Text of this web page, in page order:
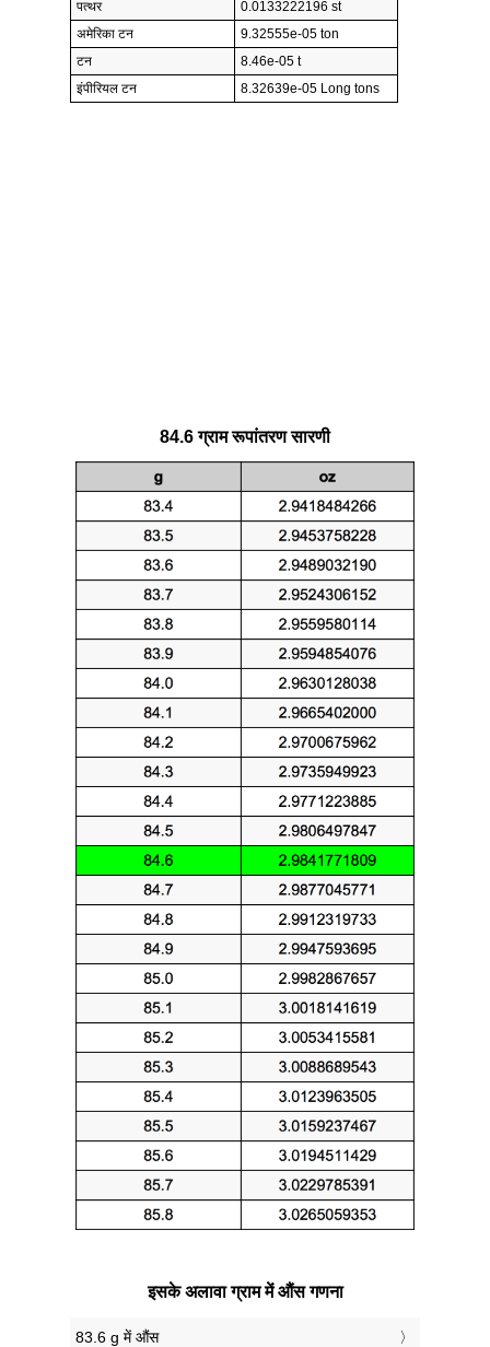
पत्थर
0.0133222196 st
अमेरिका टन
9.32555e-05 ton
टन
8.46e-05 t
इंपीरियल टन
8.32639e-05 Long tons
84.6 ग्राम रूपांतरण सारणी
इसके अलावा ग्राम में औंस गणना
83.6 g में औंस